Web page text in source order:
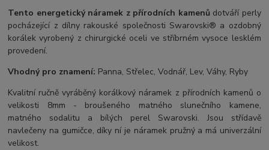
Tento energetický náramek z přírodních kamenů dotváří perly
pocházející z dílny rakouské společnosti Swarovski® a ozdobný
korálek vyrobený z chirurgické oceli ve stříbrném vysoce lesklém
provedení.
Vhodný pro znamení: Panna, Střelec, Vodnář, Lev, Váhy, Ryby
Kvalitní ručně vyráběný korálkový náramek z přírodních kamenů o
velikosti 8mm - broušeného matného slunečního kamene,
matného sodalitu a bílých perel Swarovski. Jsou střídavě
navlečeny na gumičce, díky ní je náramek pružný a má univerzální
velikost.